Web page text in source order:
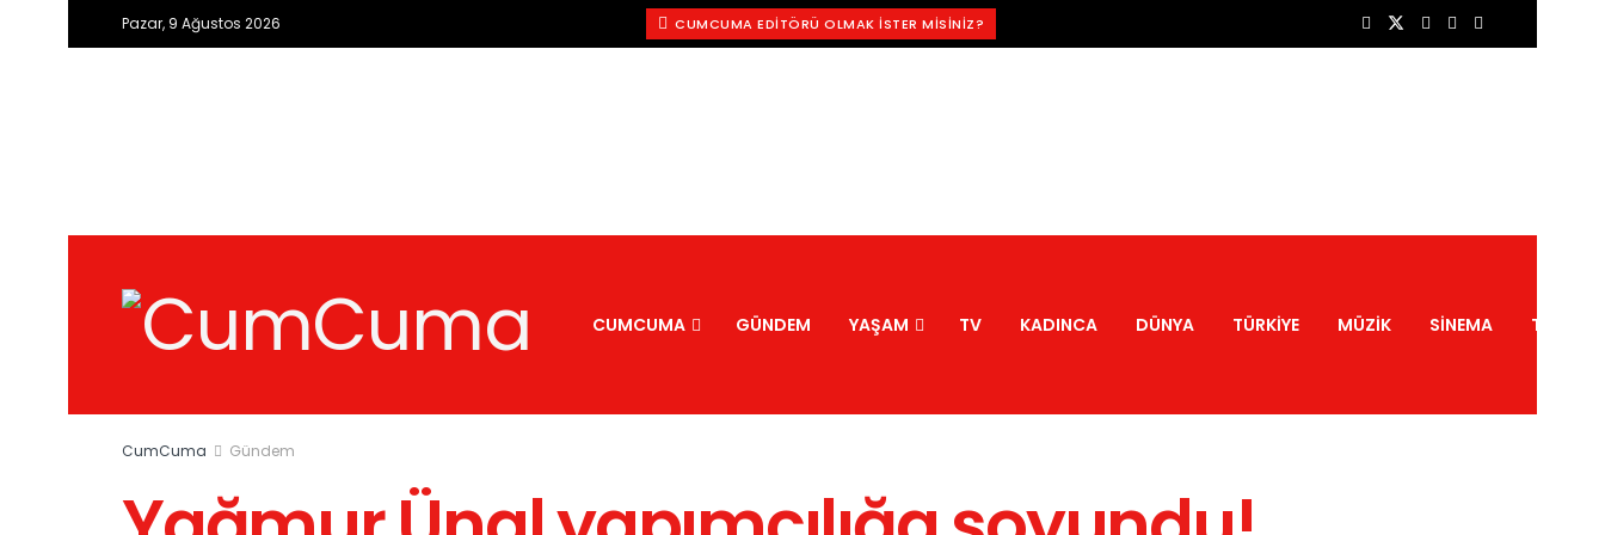
Pazar, 9 Ağustos 2026 CUMCUMA EDITÖRÜ OLMAK İSTER MISINIZ?
CUMCUMA GÜNDEM YAŞAM TV KADINCA DÜNYA TÜRKIYE MÜZIK SINEMA TATIL
CumCuma Gündem